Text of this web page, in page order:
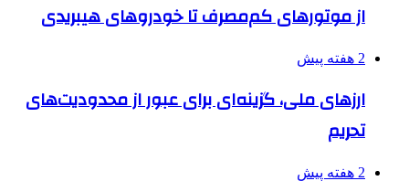
از موتورهای کم‌مصرف تا خودروهای هیبریدی
2 هفته پیش
ارزهای ملی، گزینه‌ای برای عبور از محدودیت‌های
تحریم
2 هفته پیش